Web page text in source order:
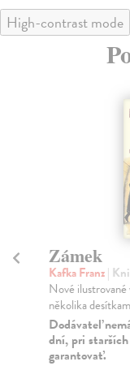
High-contrast mode
Zámek
Kafka Franz|
Nové ilustrované
několika
Dodávateľ
dní, pri
garantovať.